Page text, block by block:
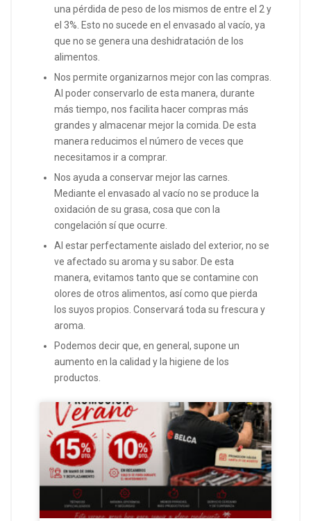
una pérdida de peso de los mismos de entre el 2 y
el 3%. Esto no sucede en el envasado al vacío, ya
que no se genera una deshidratación de los
alimentos.
Nos permite organizarnos mejor con las compras.
Al poder conservarlo de esta manera, durante
más tiempo, nos facilita hacer compras más
grandes y almacenar mejor la comida. De esta
manera reducimos el número de veces que
necesitamos ir a comprar.
Nos ayuda a conservar mejor las carnes.
Mediante el envasado al vacío no se produce la
oxidación de su grasa, cosa que con la
congelación sí que ocurre.
Al estar perfectamente aislado del exterior, no se
ve afectado su aroma y su sabor. De esta
manera, evitamos tanto que se contamine con
olores de otros alimentos, así como que pierda
los suyos propios. Conservará toda su frescura y
aroma.
Podemos decir que, en general, supone un
aumento en la calidad y la higiene de los
productos.